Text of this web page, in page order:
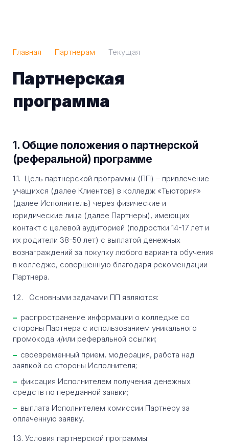
Главная Партнерам Текущая
Партнерская
программа
1. Общие положения о партнерской
(реферальной) программе
1.1. Цель партнерской программы (ПП) – привлечение
учащихся (далее Клиентов) в колледж «Тьютория»
(далее Исполнитель) через физические и
юридические лица (далее Партнеры), имеющих
контакт с целевой аудиторией (подростки 14-17 лет и
их родители 38-50 лет) с выплатой денежных
вознаграждений за покупку любого варианта обучения
в колледже, совершенную благодаря рекомендации
Партнера.
1.2. Основными задачами ПП являются:
распространение информации о колледже со
стороны Партнера с использованием уникального
промокода и/или реферальной ссылки;
своевременный прием, модерация, работа над
заявкой со стороны Исполнителя;
фиксация Исполнителем получения денежных
средств по переданной заявки;
выплата Исполнителем комиссии Партнеру за
оплаченную заявку.
1.3. Условия партнерской программы: